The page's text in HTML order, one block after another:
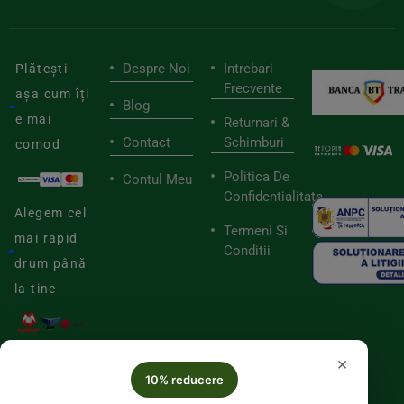
Plătești
așa cum îți
e mai
comod
Alegem cel
mai rapid
drum până
la tine
Despre Noi
Blog
Contact
Contul Meu
Intrebari
Frecvente
Returnari &
Schimburi
Politica De
Confidentialitate
Termeni Si
Conditii
×
10% reducere